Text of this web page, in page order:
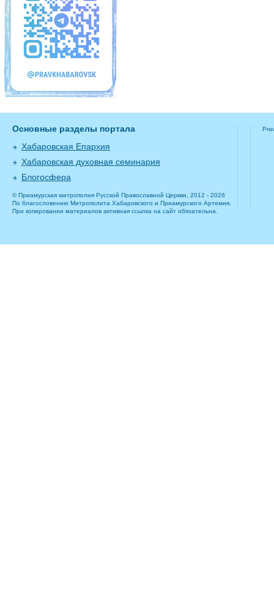
Основные разделы портала
Хабаровская Епархия
Хабаровская духовная семинария
Блогосфера
© Приамурская митрополия Русской Православной Церкви, 2012 - 2026
По благословению Митрополита Хабаровского и Приамурского Артемия.
При копировании материалов активная ссылка на сайт обязательна.